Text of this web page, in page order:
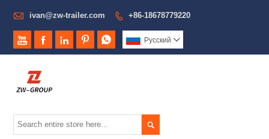
 ivan@zw-trailer.com  +86-18678779220
     Pусский 
